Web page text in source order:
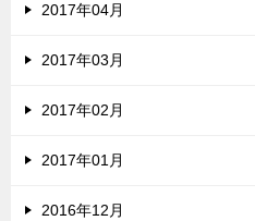
2017年04月
2017年03月
2017年02月
2017年01月
2016年12月